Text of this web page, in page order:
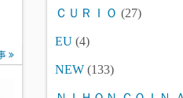
ＣＵＲＩＯ (27)
EU (4)
NEW (133)